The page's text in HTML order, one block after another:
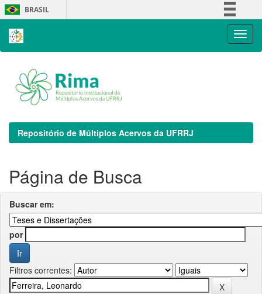
Skip
navigation
BRASIL
Repositório de Múltiplos Acervos da UFRRJ
Página de Busca
Buscar em:
por
Filtros correntes: